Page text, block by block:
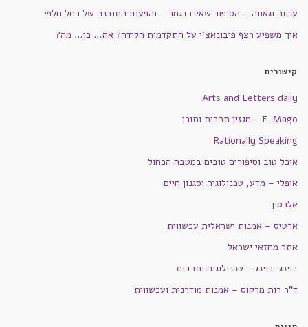
ענווה וגאווה – הסיפור שאינו נגמר – והפעם: התובנה של רחל חלפי
איך משפיע רצף פיבונאצ'י על התקדמות הלידה? אה… כן… מה?
קישורים
Arts and Letters daily
E-Mago – מגזין תרבות ותוכן
Rationally Speaking
אוכל טוב וסיפורים טובים במטבח הכחול
אופלי – מדע, טכנולוגיה וסגנון חיים
אלכסון
ארטיס – אמנות ישראלית עכשווית
אתר מחזאי ישראל
בוינג-בוינג – טכנולוגיה ותרבות
ד"ר רות מרקוס – אמנות מודרנית ועכשווית